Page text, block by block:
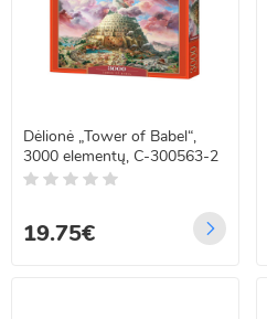
Dėlionė „Tower of Babel“,
3000 elementų, C-300563-2
19.75€